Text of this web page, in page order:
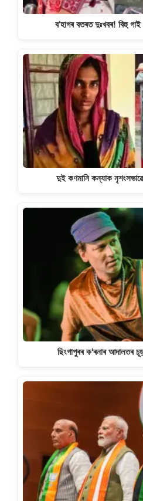
ব’হাগৰ বতৰত দুঃখবৰ! বিহু
দুই কণমানি কন্যাক
ছিংগাপুৰৰ ক'ৰনাৰ আদালতৰ